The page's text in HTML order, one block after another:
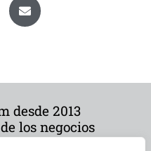
desde 2013
los negocios